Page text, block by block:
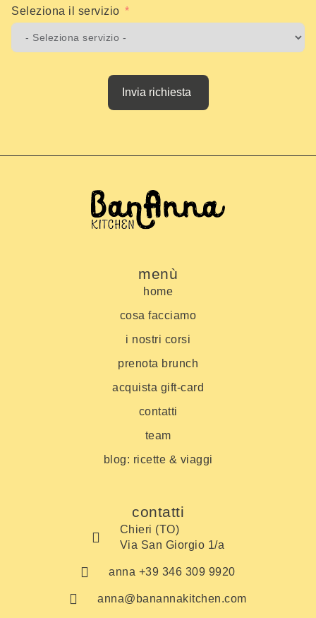
Seleziona il servizio
Invia richiesta
menù
home
cosa facciamo
i nostri corsi
prenota brunch
acquista gift-card
contatti
team
blog: ricette & viaggi
contatti
Chieri (TO)
Via San Giorgio 1/a
anna +39 346 309 9920
anna@banannakitchen.com